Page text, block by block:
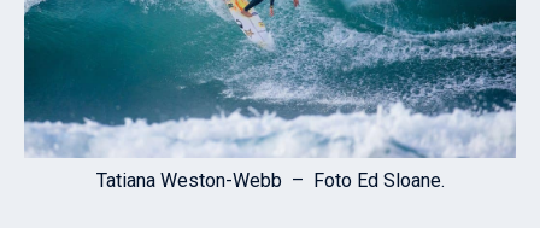
Tatiana Weston-Webb – Foto Ed Sloane.